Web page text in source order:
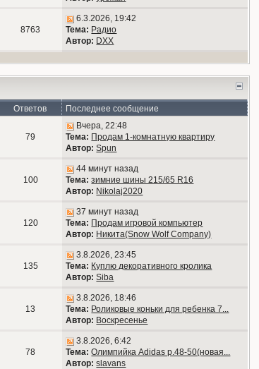
8763
6.3.2026, 19:42
Тема: Радио
Автор: DXX
Ответов
Последнее сообщение
79
Вчера, 22:48
Тема: Продам 1-комнатную квартиру
Автор: Spun
100
44 минут назад
Тема: зимние шины 215/65 R16
Автор: Nikolaj2020
120
37 минут назад
Тема: Продам игровой компьютер
Автор: Никита(Snow Wolf Company)
135
3.8.2026, 23:45
Тема: Куплю декоративного кролика
Автор: Siba
13
3.8.2026, 18:46
Тема: Роликовые коньки для ребенка 7...
Автор: Воскресенье
78
3.8.2026, 6:42
Тема: Олимпийка Adidas р.48-50(новая...
Автор: slavans